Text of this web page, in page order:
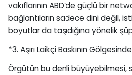
vakıflarının ABD’de güçlü bir
bağlantıların sadece dini değil,
boyutlar da taşıdığına yönelik
*3. Aşırı Laikçi Baskının
Örgütün bu denli büyüyebilmesi,